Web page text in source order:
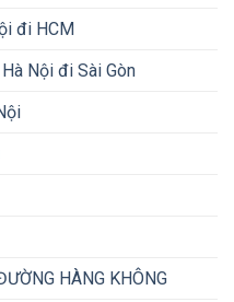
đi HCM
Nội đi Sài Gòn
HÀNG KHÔNG